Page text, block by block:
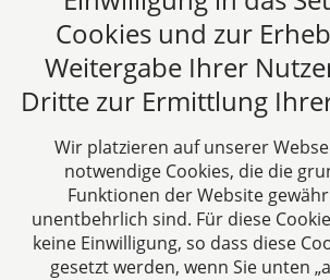
Mehrwertsteuerpflicht bei
Dienstwagen zu privater Nutzung an
wohnende Mitarbeiter Seit dem
Gesetz zur Umsetzung der
zur Änderung steuerlicher
(Amtshilferichtlinie –
05.11.2013
Beitrag lesen
Cookies und zur
Weitergabe Ihrer
Dritte zur Ermittlung
Wir platzieren auf unserer
notwendige Cookies, die die
Funktionen der Website
unentbehrlich sind. Für diese
keine Einwilligung, so dass diese
gesetzt werden, wenn Sie unten